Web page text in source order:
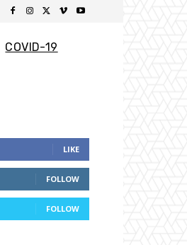
COVID-19
LIKE
FOLLOW
FOLLOW